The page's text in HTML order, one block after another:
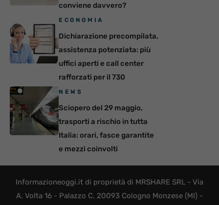
conviene davvero?
ECONOMIA
Dichiarazione precompilata,
assistenza potenziata: più
uffici aperti e call center
rafforzati per il 730
NEWS
Sciopero del 29 maggio,
trasporti a rischio in tutta
Italia: orari, fasce garantite
e mezzi coinvolti
Informazioneoggi.it di proprietà di MRSHARE SRL - Via
A. Volta 16 - Palazzo C, 20093 Cologno Monzese (MI) -